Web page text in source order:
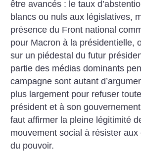
être avancés : le taux
blancs ou nuls aux législatives,
présence du Front national
pour Macron à la présidentielle,
sur un piédestal du futur
partie des médias dominants
campagne sont autant
plus largement pour refuser
président et à son
faut affirmer la pleine légitimité
mouvement social à résister
du pouvoir.